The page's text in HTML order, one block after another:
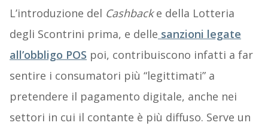
L’introduzione del Cashbacke della Lotteria
degli Scontrini prima, e delle sanzioni legate
all’obbligo POS poi, contribuiscono infatti a far
sentire i consumatori più “legittimati” a
pretendere il pagamento digitale, anche nei
settori in cui il contante è più diffuso. Serve un